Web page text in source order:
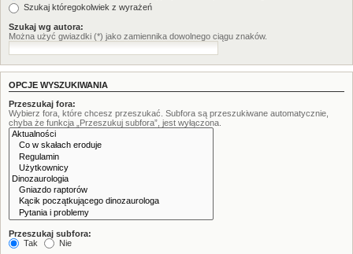
Szukaj któregokolwiek z wyrażeń
Szukaj wg autora:
Można użyć gwiazdki (*) jako zamiennika dowolnego ciągu znaków.
OPCJE WYSZUKIWANIA
Przeszukaj fora:
Wybierz fora, które chcesz przeszukać. Subfora są przeszukiwane automatycznie,
chyba że funkcja „Przeszukuj subfora”, jest wyłączona.
Przeszukaj subfora:
Tak
Nie